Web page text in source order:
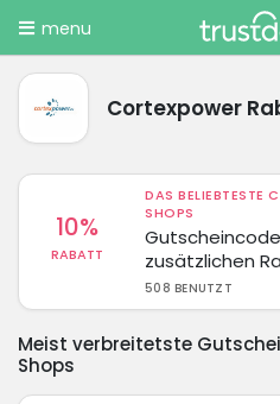
menu
Cortexpower
10%
RABATT
DAS BELIEBTESTE
SHOPS
zusätzlichen
508 BENUTZT
Meist verbreitetste
Shops